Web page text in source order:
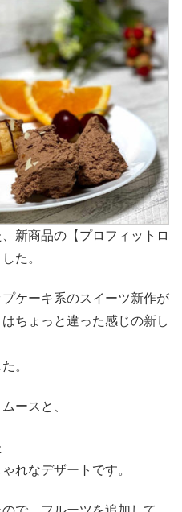
新商品の【プロフィットロ
た。
ケーキ系のスイーツ新作が
ちょっと違った感じの新し
。
ースと、
れなデザートです。